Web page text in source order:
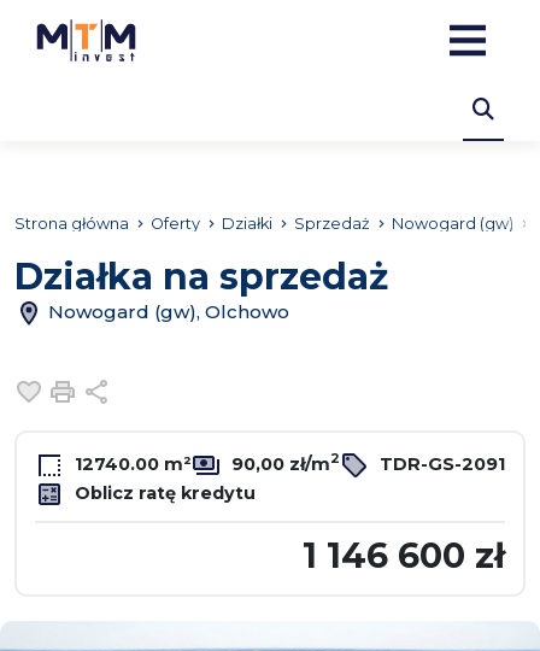
Strona główna Oferty Działki Sprzedaż Nowogard (gw)
Działka na sprzedaż
Nowogard (gw), Olchowo
Dodaj do ulubionych
Drukuj
12740.00 m² 90,00 zł/m2
TDR-GS-2091
Oblicz ratę kredytu
1 146 600 zł